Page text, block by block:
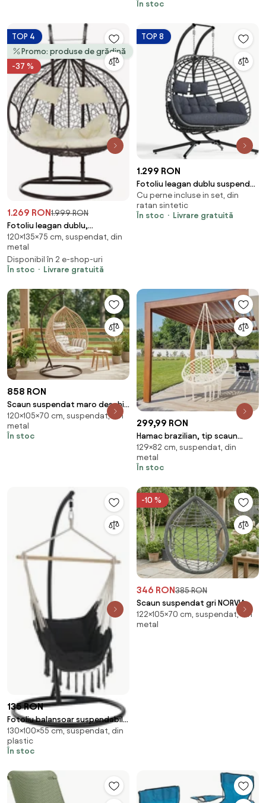
Bizzotto
În stoc
TOP 4
Promo: produse de grădină
-37 %
1.269 RON1.999 RON
Fotoliu leagan dublu,
suspendat, cu perne moi,
rezistente la UV, împletitură tip
răchită, structură metalică,
pentru interior și exterior,
120×135×75 cm, suspendat, din
metal
Disponibil în 2 e-shop-uri
În stoc
Livrare gratuită
TOP 8
1.299 RON
Fotoliu leagan dublu suspendat
în formă de ou cu suport,
hamac pentru terasă,
balansoar pentru 2 persoane,
Cu perne incluse in set, din
ratan sintetic
În stoc
Livrare gratuită
858 RON
Scaun suspendat maro deschis
TROPIKAL cu suport.
120×105×70 cm, suspendat, din
metal
În stoc
299,99 RON
Hamac brazilian, tip scaun
Avenberg JAMAICA
129×82 cm, suspendat, din
metal
În stoc
135 RON
Fotoliu balansoar suspendabil,
gri închis, OFRAME
130×100×55 cm, suspendat, din
plastic
În stoc
-10 %
346 RON385 RON
Scaun suspendat gri NORVIA
fara suport
122×105×70 cm, suspendat, din
metal